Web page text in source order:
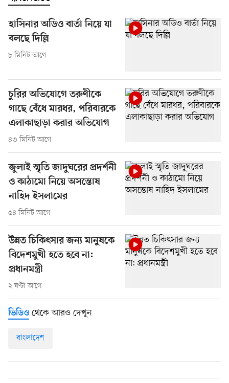
হাসিনার অডিও বার্তা নিয়ে যা
বলছে দিল্লি
৮ মিনিট আগে
চুরির অভিযোগে তরুণীকে
গাছে বেঁধে মারধর, পরিবারকে
এলাকাছাড়া করার অভিযোগ
৪৩ মিনিট আগে
জুলাই স্মৃতি জাদুঘরের প্রদর্শনী
ও কাঠামো নিয়ে অসন্তোষ
নাহিদ ইসলামের
৫৪ মিনিট আগে
উন্নত চিকিৎসার জন্য মানুষকে
বিদেশমুখী হতে হবে না:
প্রধানমন্ত্রী
২ ঘণ্টা আগে
ভিডিও থেকে আরও দেখুন
বাংলাদেশ